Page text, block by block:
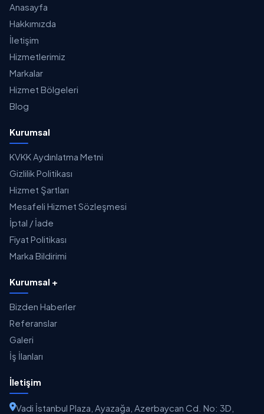
Anasayfa
Hakkımızda
İletişim
Hizmetlerimiz
Markalar
Hizmet Bölgeleri
Blog
Kurumsal
KVKK Aydınlatma Metni
Gizlilik Politikası
Hizmet Şartları
Mesafeli Hizmet Sözleşmesi
İptal / İade
Fiyat Politikası
Marka Bildirimi
Kurumsal +
Bizden Haberler
Referanslar
Galeri
İş İlanları
İletişim
Vadi İstanbul Plaza, Ayazağa, Azerbaycan Cd. No: 3D,